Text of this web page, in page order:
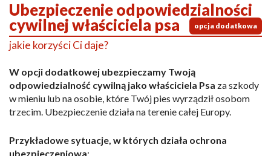
Ubezpieczenie odpowiedzialności
cywilnej właściciela psa
opcja dodatkowa
jakie korzyści Ci daje?
W opcji dodatkowej ubezpieczamy Twoją
odpowiedzialność cywilną jako właściciela Psa za szkody
w mieniu lub na osobie, które Twój pies wyrządził osobom
trzecim. Ubezpieczenie działa na terenie całej Europy.
Przykładowe sytuacje, w których działa ochrona
ubezpieczeniowa: